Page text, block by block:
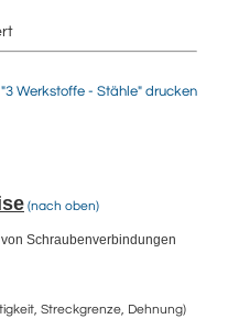
"3 Werkstoffe - Stähle" drucken
(nach oben)
Schraubenverbindungen
Streckgrenze, Dehnung)